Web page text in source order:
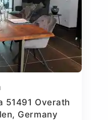
51491 Overath
Germany